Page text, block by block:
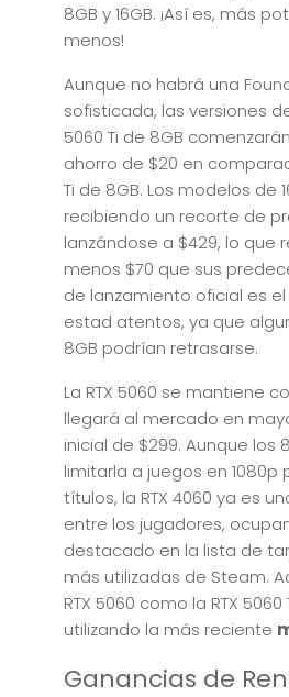
8GB y 16GB. ¡Así es, más
menos!
Aunque no habrá una
sofisticada, las versiones
5060 Ti de 8GB
ahorro de $20 en
Ti de 8GB. Los modelos de
recibiendo un recorte de
lanzándose a $429, lo que
menos $70 que sus
de lanzamiento oficial es el
estad atentos, ya que
8GB podrían retrasarse.
La RTX 5060 se mantiene
llegará al mercado en
inicial de $299. Aunque los
limitarla a juegos en 1080p
títulos, la RTX 4060 ya es
entre los jugadores,
destacado en la lista de
más utilizadas de Steam.
RTX 5060 como la RTX
utilizando la más reciente
Ganancias de